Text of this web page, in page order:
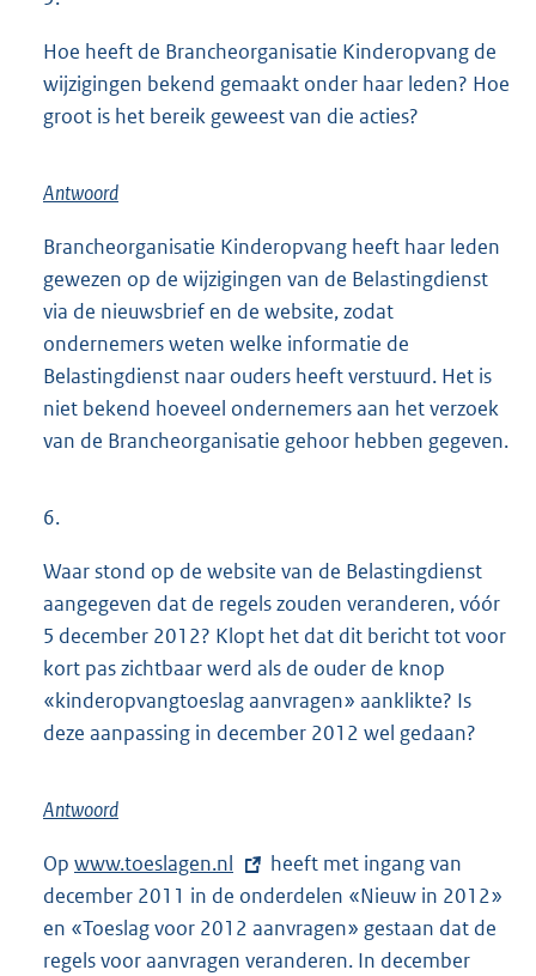
Hoe heeft de Brancheorganisatie Kinderopvang de
wijzigingen bekend gemaakt onder haar leden? Hoe
groot is het bereik geweest van die acties?
Antwoord
Brancheorganisatie Kinderopvang heeft haar leden
gewezen op de wijzigingen van de Belastingdienst
via de nieuwsbrief en de website, zodat
ondernemers weten welke informatie de
Belastingdienst naar ouders heeft verstuurd. Het is
niet bekend hoeveel ondernemers aan het verzoek
van de Brancheorganisatie gehoor hebben gegeven.
6.
Waar stond op de website van de Belastingdienst
aangegeven dat de regels zouden veranderen, vóór
5 december 2012? Klopt het dat dit bericht tot voor
kort pas zichtbaar werd als de ouder de knop
«kinderopvangtoeslag aanvragen» aanklikte? Is
deze aanpassing in december 2012 wel gedaan?
Antwoord
Op E
x
t
e
www.toeslagen.nl
heeft met ingang van
december 2011 in de onderdelen «Nieuw in 2012»
en «Toeslag voor 2012 aanvragen» gestaan dat de
regels voor aanvragen veranderen. In december